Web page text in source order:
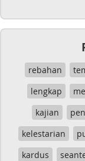
rebahan
lengkap
kajian
kelestarian
kardus